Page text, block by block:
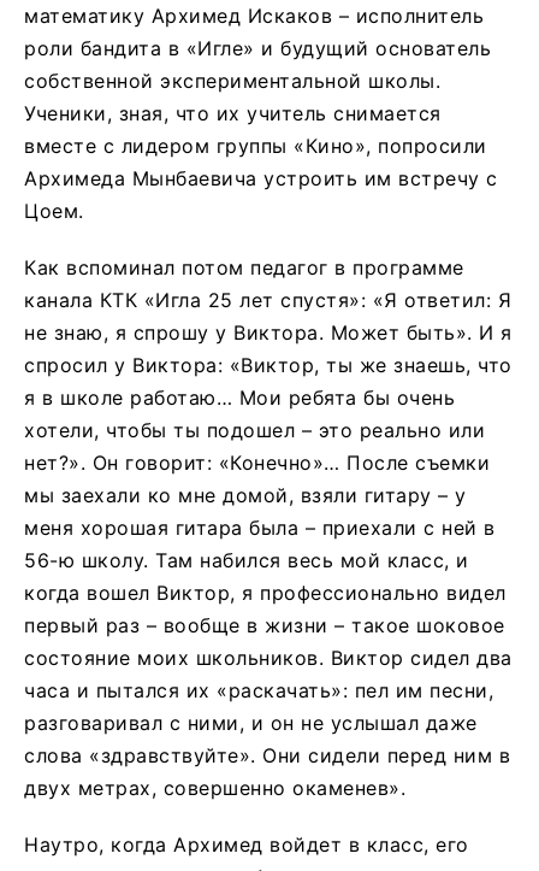
математику Архимед Искаков – исполнитель
роли бандита в «Игле» и будущий основатель
собственной экспериментальной школы.
Ученики, зная, что их учитель снимается
вместе с лидером группы «Кино», попросили
Архимеда Мынбаевича устроить им встречу с
Цоем.
Как вспоминал потом педагог в программе
канала КТК «Игла 25 лет спустя»: «Я ответил: Я
не знаю, я спрошу у Виктора. Может быть». И я
спросил у Виктора: «Виктор, ты же знаешь, что
я в школе работаю… Мои ребята бы очень
хотели, чтобы ты подошел – это реально или
нет?». Он говорит: «Конечно»… После съемки
мы заехали ко мне домой, взяли гитару – у
меня хорошая гитара была – приехали с ней в
56-ю школу. Там набился весь мой класс, и
когда вошел Виктор, я профессионально видел
первый раз – вообще в жизни – такое шоковое
состояние моих школьников. Виктор сидел два
часа и пытался их «раскачать»: пел им песни,
разговаривал с ними, и он не услышал даже
слова «здравствуйте». Они сидели перед ним в
двух метрах, совершенно окаменев».
Наутро, когда Архимед войдет в класс, его